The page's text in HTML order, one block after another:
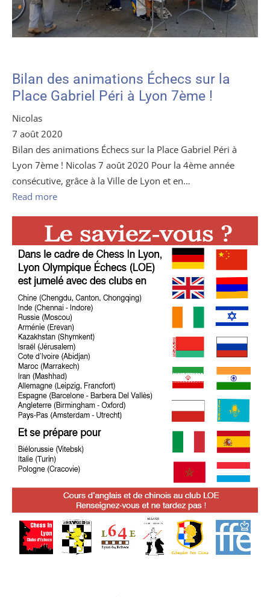
Bilan des animations Échecs sur la
Place Gabriel Péri à Lyon 7ème !
Nicolas
7 août 2020
Bilan des animations Échecs sur la Place Gabriel Péri à
Lyon 7ème ! Nicolas 7 août 2020 Pour la 4ème année
consécutive, grâce à la Ville de Lyon et en…
Read more